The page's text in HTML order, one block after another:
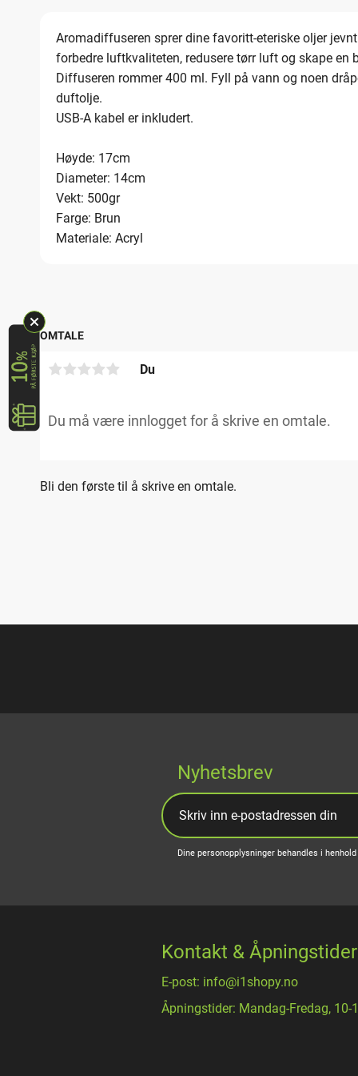
Aromadiffuseren sprer dine favoritt-eteriske oljer
forbedre luftkvaliteten, redusere tørr luft og skape en
Diffuseren rommer 400 ml. Fyll på vann og noen
duftolje.
USB-A kabel er inkludert.
Høyde: 17cm
Diameter: 14cm
Vekt: 500gr
Farge: Brun
Materiale: Acryl
OMTALE
Du
Bli den første til å skrive en omtale.
Nyhetsbrev
Dine personopplysninger behandles i
Kontakt & Åpningstider
E-post: info@i1shopy.no
Åpningstider: Mandag-Fredag, 10-